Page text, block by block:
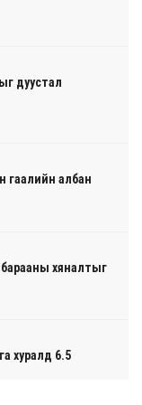
дуустал
гаалийн албан
хяналтыг
хуралд 6.5